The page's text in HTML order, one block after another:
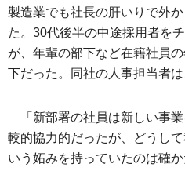
製造業でも社長の肝いりで外
た。30代後半の中途採用者を
が、年輩の部下など在籍社員
下だった。同社の人事担当者は
「新部署の社員は新しい事
較的協力的だったが、どうし
いう妬みを持っていたのは確